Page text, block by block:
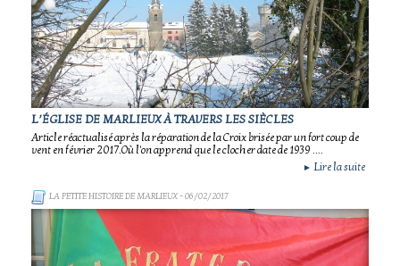
L’ÉGLISE DE MARLIEUX À TRAVERS LES SIÈCLES
Article réactualisé après la réparation de la Croix brisée par un fort coup de
vent en février 2017.Où l'on apprend que le clocher date de 1939 ....
► Lire la suite
LA PETITE HISTOIRE DE MARLIEUX- 06/02/2017